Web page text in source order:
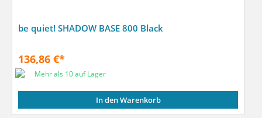
be quiet! SHADOW BASE 800 Black
136,86 €*
Mehr als 10 auf Lager
In den Warenkorb